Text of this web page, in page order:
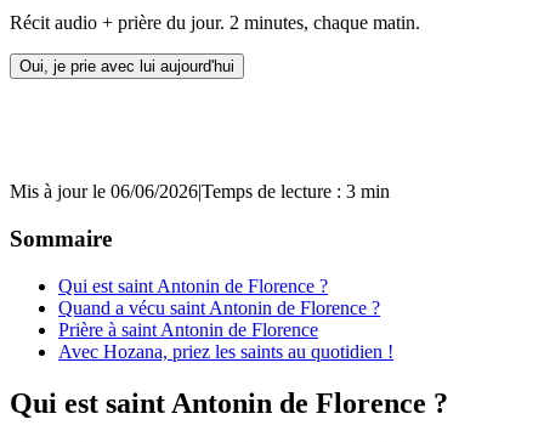
Récit audio + prière du jour. 2 minutes, chaque matin.
Oui, je prie avec lui aujourd'hui
Mis à jour le 06/06/2026|Temps de lecture : 3 min
Sommaire
Qui est saint Antonin de Florence ?
Quand a vécu saint Antonin de Florence ?
Prière à saint Antonin de Florence
Avec Hozana, priez les saints au quotidien !
Qui est saint Antonin de Florence ?